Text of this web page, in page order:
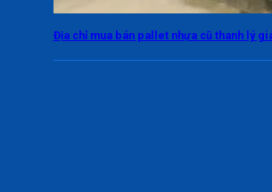
Địa chỉ mua bán pallet nhựa cũ thanh lý